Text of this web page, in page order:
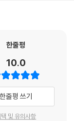
제기했던 의문, “프
이 지리적 결정론의
리학자들은 결정적인
이었던 것으로 보고
내리고 환경과 더불어
나 계승자이기 때문
구, 이웃 관계 등 기본
, 건축양식, 의복 등을
만 17가지 종류의 측
는 특히 행정 관리들에
용기의 크기를 통일
용기를 제외하고도,
어 일일이 기록하기에
한줄평
10.0
한줄평 쓰기
및 유의사항